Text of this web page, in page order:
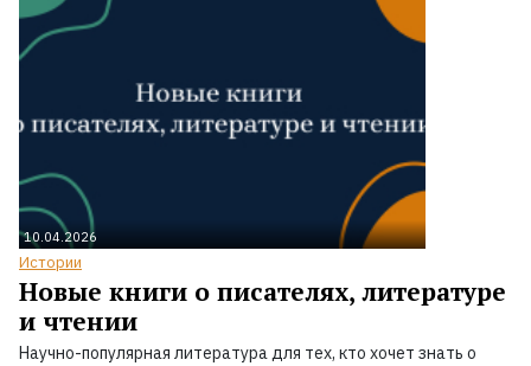
10.04.2026
Истории
Новые книги о писателях, литературе
и чтении
Научно-популярная литература для тех, кто хочет знать о